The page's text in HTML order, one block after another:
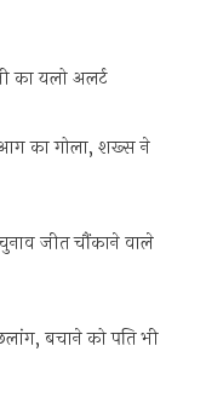
का यलो अलर्ट
आग का गोला, शख्स ने
जीत चौंकाने वाले
बचाने को पति भी